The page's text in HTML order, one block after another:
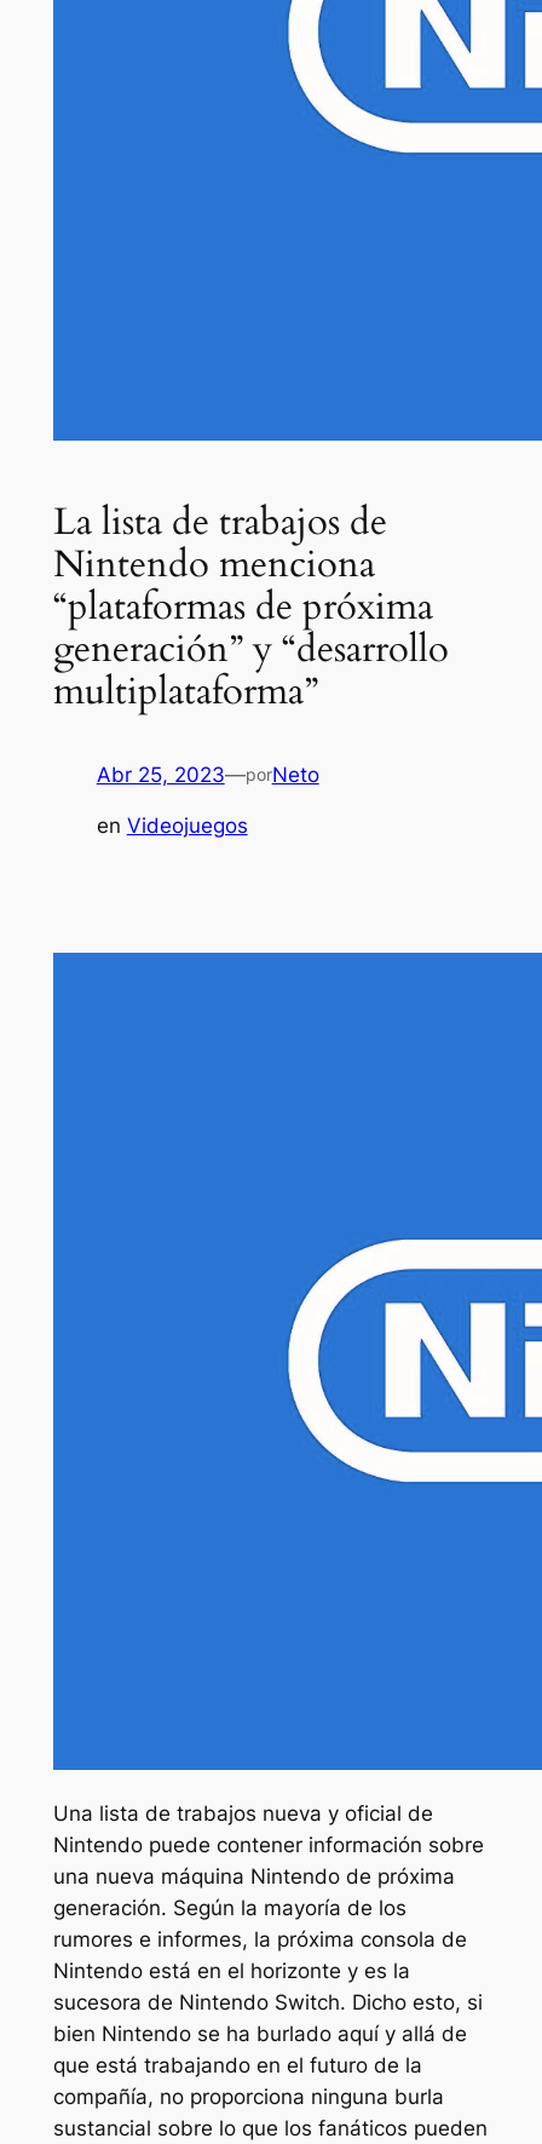
La lista de trabajos de
Nintendo menciona
“plataformas de próxima
generación” y “desarrollo
multiplataforma”
Abr 25, 2023—porNeto
en Videojuegos
Una lista de trabajos nueva y oficial de
Nintendo puede contener información sobre
una nueva máquina Nintendo de próxima
generación. Según la mayoría de los
rumores e informes, la próxima consola de
Nintendo está en el horizonte y es la
sucesora de Nintendo Switch. Dicho esto, si
bien Nintendo se ha burlado aquí y allá de
que está trabajando en el futuro de la
compañía, no proporciona ninguna burla
sustancial sobre lo que los fanáticos pueden